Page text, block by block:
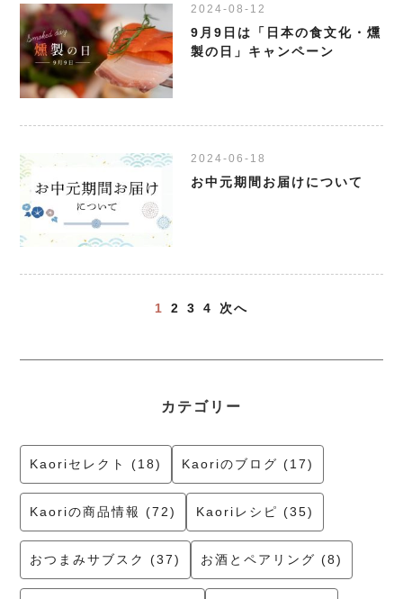
2024-08-12
9月9日は「日本の食文化・燻
製の日」キャンペーン
2024-06-18
お中元期間お届けについて
1 2 3 4 次へ
カテゴリー
Kaoriセレクト (18) Kaoriのブログ (17)
Kaoriの商品情報 (72) Kaoriレシピ (35)
おつまみサブスク (37) お酒とペアリング (8)